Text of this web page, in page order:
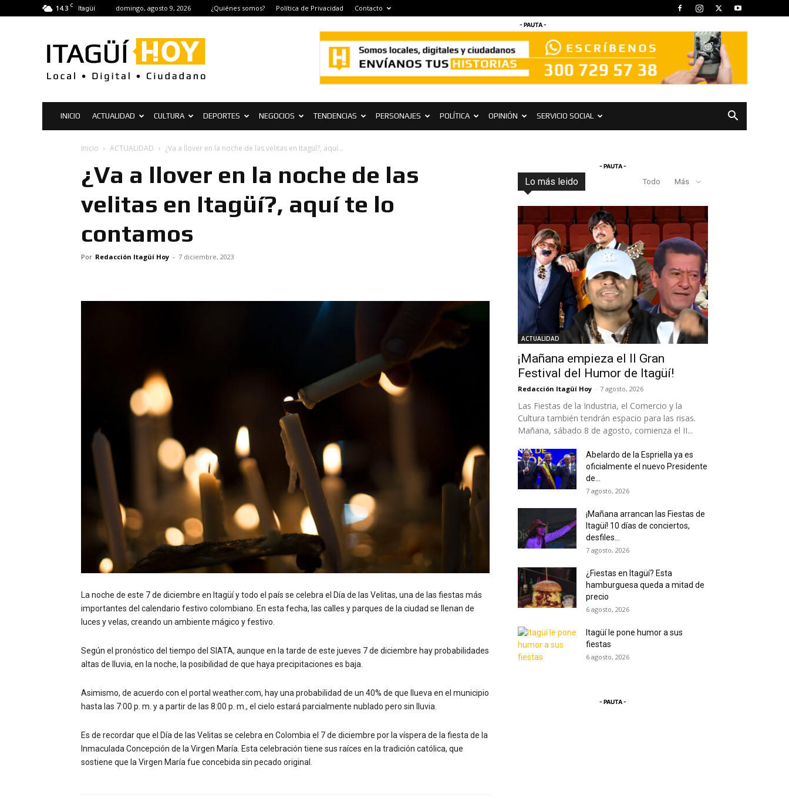
14.3 C Itagüí domingo, agosto 9, 2026 ¿Quiénes somos? Política de Privacidad Contacto
Hoy
|
Noticias
Itagüí
- PAUTA -
INICIO ACTUALIDAD CULTURA DEPORTES NEGOCIOS TENDENCIAS PERSONAJES POLÍTICA OPINIÓN SERVICIO SOCIAL
Inicio ACTUALIDAD ¿Va a llover en la noche de las velitas en Itagüí?, aquí...
¿Va a llover en la noche de las
velitas en Itagüí?, aquí te lo
contamos
Por Redacción Itagüí Hoy - 7 diciembre, 2023
La noche de este 7 de diciembre en Itagüí y todo el país se celebra el Día de las Velitas, una de las fiestas más
importantes del calendario festivo colombiano. En esta fecha, las calles y parques de la ciudad se llenan de
luces y velas, creando un ambiente mágico y festivo.
Según el pronóstico del tiempo del SIATA, aunque en la tarde de este jueves 7 de diciembre hay probabilidades
altas de lluvia, en la noche, la posibilidad de que haya precipitaciones es baja.
Asimismo, de acuerdo con el portal weather.com, hay una probabilidad de un 40% de que llueva en el municipio
hasta las 7:00 p. m. y a partir de las 8:00 p. m., el cielo estará parcialmente nublado pero sin lluvia.
Es de recordar que el Día de las Velitas se celebra en Colombia el 7 de diciembre por la víspera de la fiesta de la
Inmaculada Concepción de la Virgen María. Esta celebración tiene sus raíces en la tradición católica, que
sostiene que la Virgen María fue concebida sin pecado original.
- PAUTA -
Lo más leido Todo Más
ACTUALIDAD
¡Mañana empieza el II Gran
Festival del Humor de Itagüí!
Redacción Itagüí Hoy - 7 agosto, 2026
Las Fiestas de la Industria, el Comercio y la
Cultura también tendrán espacio para las risas.
Mañana, sábado 8 de agosto, comienza el II...
Abelardo de la Espriella ya es
oficialmente el nuevo Presidente
de...
7 agosto, 2026
¡Mañana arrancan las Fiestas de
Itagüí! 10 días de conciertos,
desfiles...
7 agosto, 2026
¿Fiestas en Itagüí? Esta
hamburguesa queda a mitad de
precio
6 agosto, 2026
Itagüí le pone humor a sus
fiestas
6 agosto, 2026
- PAUTA -